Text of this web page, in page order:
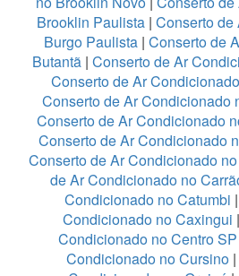
Brooklin Paulista | Conserto
Burgo Paulista | Conserto de
Butantã | Conserto de Ar
Conserto de Ar
Conserto de Ar Condicionado
Conserto de Ar Condicionado
Conserto de Ar Condicionado
Conserto de Ar Condicionado
de Ar Condicionado no
Condicionado no Catumbi |
Condicionado no Caxingui |
Condicionado no Centro SP
Condicionado no Cursino|